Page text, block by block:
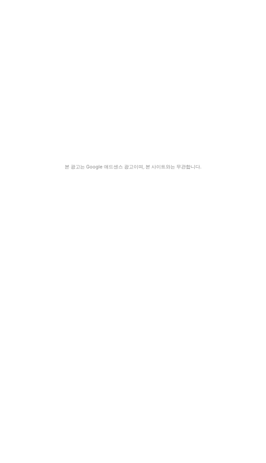
본 광고는 Google 애드센스 광고이며, 본 사이트와는 무관합니다.